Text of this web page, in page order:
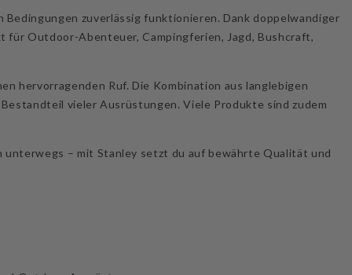
zuverlässig funktionieren. Dank doppelwandiger
für Outdoor-Abenteuer, Campingferien, Jagd, Bushcraft,
hervorragenden Ruf. Die Kombination aus langlebigen
vieler Ausrüstungen. Viele Produkte sind zudem
unterwegs – mit Stanley setzt du auf bewährte Qualität und